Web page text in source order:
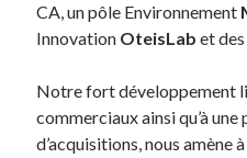
CA, un pôle Environnement
Innovation OteisLab et
Notre fort développement
commerciaux ainsi qu’à
d’acquisitions, nous amène